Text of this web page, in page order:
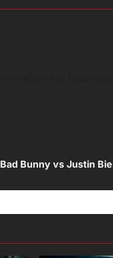
Bad Bunny vs Justin